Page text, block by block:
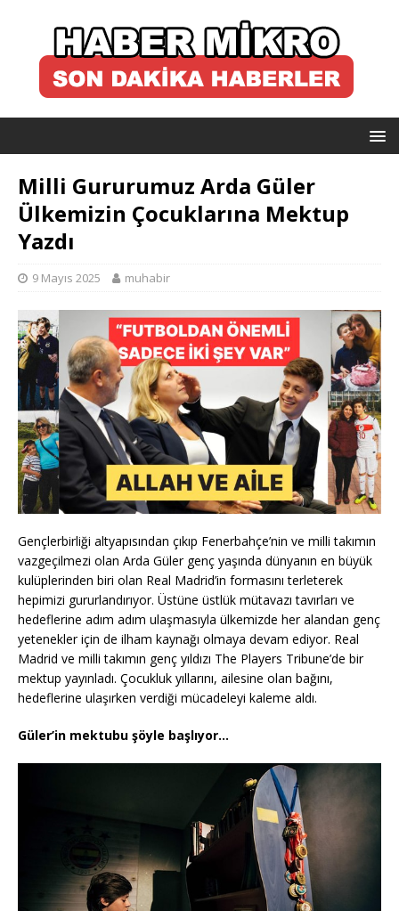
Milli Gururumuz Arda Güler
Ülkemizin Çocuklarına Mektup
Yazdı
9 Mayıs 2025 muhabir
Gençlerbirliği altyapısından çıkıp Fenerbahçe’nin ve milli takımın
vazgeçilmezi olan Arda Güler genç yaşında dünyanın en büyük
kulüplerinden biri olan Real Madrid’in formasını terleterek
hepimizi gururlandırıyor. Üstüne üstlük mütavazı tavırları ve
hedeflerine adım adım ulaşmasıyla ülkemizde her alandan genç
yetenekler için de ilham kaynağı olmaya devam ediyor. Real
Madrid ve milli takımın genç yıldızı The Players Tribune’de bir
mektup yayınladı. Çocukluk yıllarını, ailesine olan bağını,
hedeflerine ulaşırken verdiği mücadeleyi kaleme aldı.
Güler’in mektubu şöyle başlıyor…